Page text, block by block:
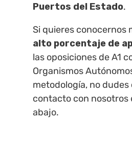
Puertos del Estado.
Si quieres conocernos
alto porcentaje de
las oposiciones de A1
Organismos
metodología, no
contacto con nosotros
abajo.